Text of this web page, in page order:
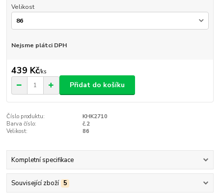
Velikost
Nejsme plátci DPH
439 Kč/ks
Přidat do košíku
Číslo produktu:
KHK2710
Barva číslo:
č.2
Velikost:
86
Kompletní specifikace
Související zboží 5